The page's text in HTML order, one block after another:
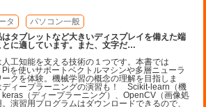
タ
パソコン一般
タブレットなど大きいディスプレイを備えた端
に適しています。また、文字だ…
工知能を支える技術の１つです。本書では
を使いサポートベクトルマシンや多層ニューラ
クを体験。機械学習の概念の理解を目指しま
ディープラーニングの演習も！ Scikit-learn（機
（ディープラーニング）、OpenCV（画像処
演習用プログラムはダウンロードできるので、